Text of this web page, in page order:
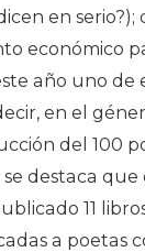
en serio?);
económico
año uno de
en el
del 100
destaca que
11
a poetas